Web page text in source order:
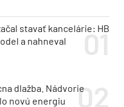
stavať kancelárie: HB
a nahneval
dlažba. Nádvorie
novú energiu